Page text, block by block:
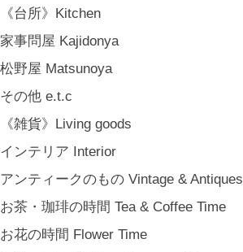
《台所》Kitchen
家事問屋 Kajidonya
松野屋 Matsunoya
その他 e.t.c
《雑貨》Living goods
インテリア Interior
アンティークのもの Vintage & Antiques
お茶・珈琲の時間 Tea & Coffee Time
お花の時間 Flower Time